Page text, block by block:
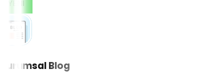
Kurumsal Blog